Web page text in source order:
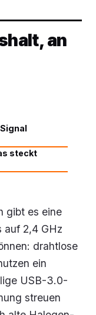
an
steckt
gibt es eine
auf 2,4 GHz
drahtlose
ein
USB-3.0-
streuen